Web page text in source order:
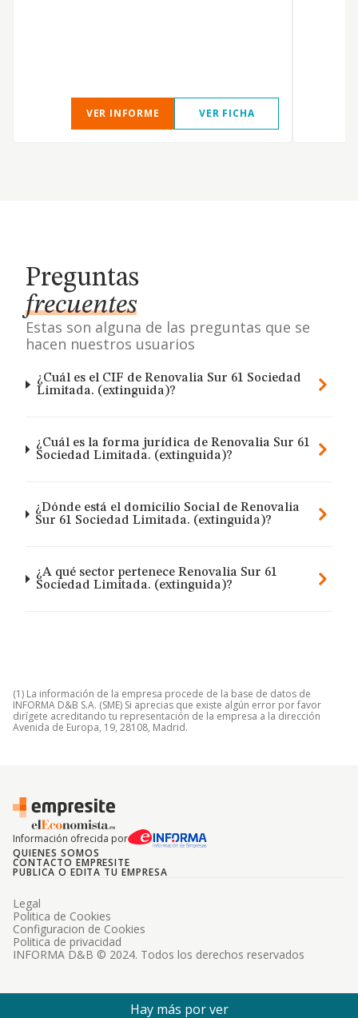
VER INFORME VER FICHA
Preguntas
frecuentes
Estas son alguna de las preguntas que se
hacen nuestros usuarios
¿Cuál es el CIF de Renovalia Sur 61 Sociedad
Limitada. (extinguida)?
¿Cuál es la forma jurídica de Renovalia Sur 61
Sociedad Limitada. (extinguida)?
¿Dónde está el domicilio Social de Renovalia
Sur 61 Sociedad Limitada. (extinguida)?
¿A qué sector pertenece Renovalia Sur 61
Sociedad Limitada. (extinguida)?
(1) La información de la empresa procede de la base de datos de
INFORMA D&B S.A. (SME) Si aprecias que existe algún error por favor
dirígete acreditando tu representación de la empresa a la dirección
Avenida de Europa, 19, 28108, Madrid.
Información ofrecida por
QUIENES SOMOS
CONTACTO EMPRESITE
PUBLICA O EDITA TU EMPRESA
INFORMA D&B © 2024. Todos los derechos reservados
Legal
Politica de Cookies
Configuracion de Cookies
Politica de privacidad
Hay más por ver